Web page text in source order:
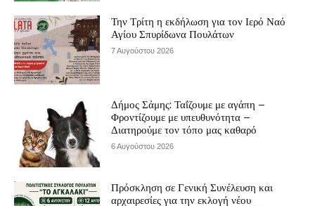
Την Τρίτη η εκδήλωση για τον Ιερό Ναό
Αγίου Σπυρίδωνα Πουλάτων
7 Αυγούστου 2026
Δήμος Σάμης: Ταΐζουμε με αγάπη –
Φροντίζουμε με υπευθυνότητα –
Διατηρούμε τον τόπο μας καθαρό
6 Αυγούστου 2026
Πρόσκληση σε Γενική Συνέλευση και
αρχαιρεσίες για την εκλογή νέου